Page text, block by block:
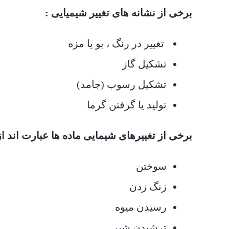
برخی از نشانه های تغییر شیمیایی :
تغییر در رنگ ، بو یا مزه
تشکیل گاز
تشکیل رسوب (جامد)
تولید یا گرفتن گرما
برخی از تغییرهای شیمایی ماده ها عبارت اند
سوختن
زنگ زدن
رسیدن میوه